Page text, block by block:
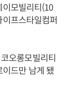
모빌리티(10
프스타일컴퍼
오롱모빌리티
드만 남게 됐